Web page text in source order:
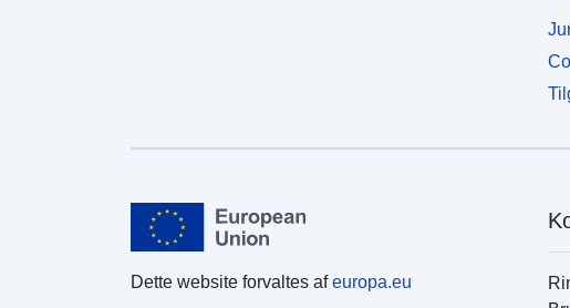
Dette website forvaltes afeuropa.eu